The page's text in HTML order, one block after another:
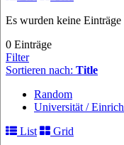
Es wurden keine Einträge
0 Einträge
Filter
Sortieren nach: Title
Random
Universität /
List
Grid